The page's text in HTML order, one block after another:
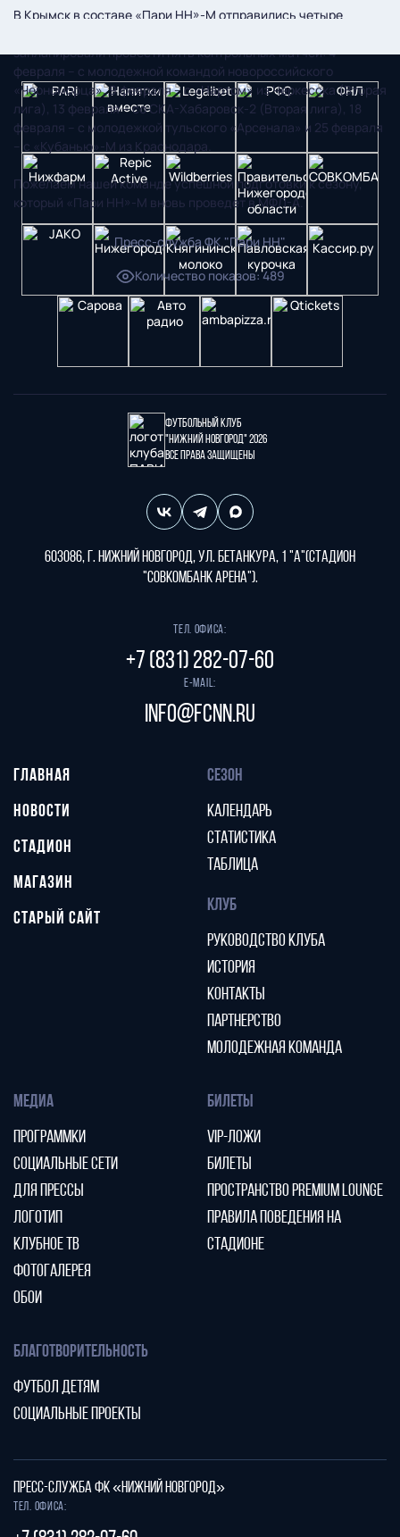
В Крымск в составе «Пари НН»-М отправились четыре
запланировали провести пять контрольных матчей: 4
февраля – с молодежной командой новороссийского
«Черноморца», 9 февраля – с «Нартом» из Черкесска (Вторая
лига), 13 февраля – со СКА-Хабаровск-2 (Вторая лига), 18
февраля – с молодежкой тульского «Арсенала» и 25 февраля
– с «Кубанью»-М из Краснодара.
Пожелаем нашей команде успешной подготовки к сезону,
который «Пари НН»-М вновь проведет в МФЛ-А.
Пресс-служба ФК "Пари НН"
Количество показов:489
Футбольный клуб
"Нижний Новгород" 2026
Все права защищены
603086, г. Нижний Новгород, ул. Бетанкура, 1 "А"(стадион
"СОВКОМБАНК АРЕНА").
Тел. офиса:
+7 (831) 282-07-60
E-mail:
info@fcnn.ru
ГЛАВНАЯ
НОВОСТИ
СТАДИОН
МАГАЗИН
СТАРЫЙ САЙТ
СЕЗОН
КАЛЕНДАРЬ
СТАТИСТИКА
ТАБЛИЦА
КЛУБ
РУКОВОДСТВО КЛУБА
ИСТОРИЯ
КОНТАКТЫ
ПАРТНЕРСТВО
МОЛОДЕЖНАЯ КОМАНДА
МЕДИА
ПРОГРАММКИ
СОЦИАЛЬНЫЕ СЕТИ
ДЛЯ ПРЕССЫ
ЛОГОТИП
КЛУБНОЕ ТВ
ФОТОГАЛЕРЕЯ
ОБОИ
БИЛЕТЫ
VIP-ЛОЖИ
БИЛЕТЫ
ПРОСТРАНСТВО PREMIUM LOUNGE
ПРАВИЛА ПОВЕДЕНИЯ НА
СТАДИОНЕ
БЛАГОТВОРИТЕЛЬНОСТЬ
ФУТБОЛ ДЕТЯМ
СОЦИАЛЬНЫЕ ПРОЕКТЫ
ПРЕСС-СЛУЖБА ФК «НИЖНИЙ НОВГОРОД»
Тел. офиса: